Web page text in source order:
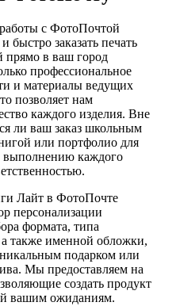
с ФотоПочтой
быстро заказать печать
прямо в ваш город
профессиональное
и материалы ведущих
позволяет нам
каждого изделия. Вне
ли ваш заказ школьным
или портфолио для
выполнению каждого
Лайт в ФотоПочте
персонализации
формата, типа
а также именной обложки,
подарком или
Мы предоставляем на
создать продукт
вашим ожиданиям.